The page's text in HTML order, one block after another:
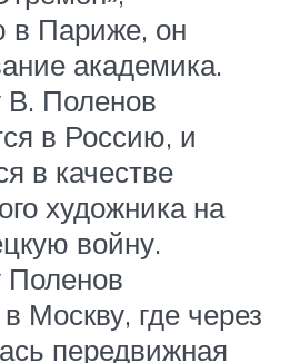
в Париже, он
академика.
В. Поленов
в Россию, и
в качестве
художника на
войну.
Поленов
Москву, где через
передвижная